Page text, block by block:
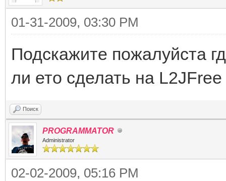
01-31-2009, 03:30 PM
Подскажите пожалуйста
ли ето сделать на
Поиск
PROGRAMMATOR
Administrator
02-02-2009, 05:16 PM